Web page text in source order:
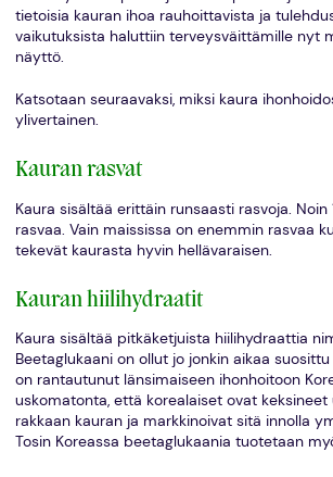
tietoisia kauran ihoa rauhoittavista ja
vaikutuksista haluttiin terveysväittämille nyt
näyttö.
Katsotaan seuraavaksi, miksi kaura
ylivertainen.
Kauran rasvat
Kaura sisältää erittäin runsaasti rasvoja. Noin
rasvaa. Vain maississa on enemmin rasvaa
tekevät kaurasta hyvin hellävaraisen.
Kauran hiilihydraatit
Kaura sisältää pitkäketjuista hiilihydraattia
Beetaglukaani on ollut jo jonkin aikaa
on rantautunut länsimaiseen ihonhoitoon
uskomatonta, että korealaiset ovat
rakkaan kauran ja markkinoivat sitä innolla
Tosin Koreassa beetaglukaania tuotetaan